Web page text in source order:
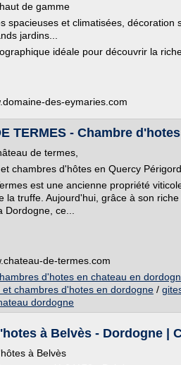
de gamme
spacieuses et climatisées, décoration
jardins...
idéale pour découvrir la
des-eymaries.com
TERMES - Chambre
de termes,
chambres d'hôtes en Quercy Périgord
est une ancienne propriété
la truffe. Aujourd'hui, grâce à son
ce...
de-termes.com
d'hotes en chateau en
et chambres d'hotes en dordogne /
dordogne
à Belvès - Dordogne |
à Belvès